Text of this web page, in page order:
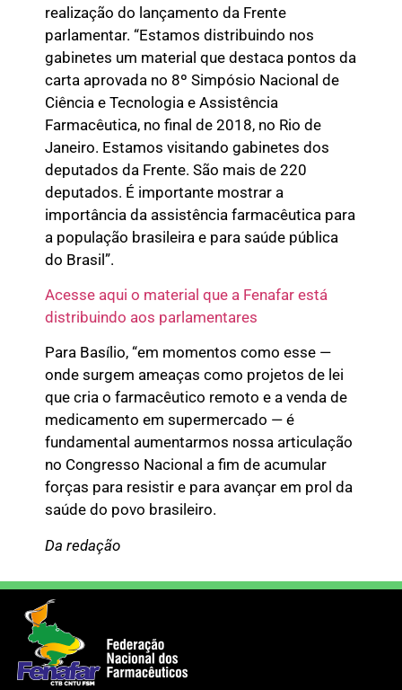
realização do lançamento da Frente
parlamentar. “Estamos distribuindo nos
gabinetes um material que destaca pontos da
carta aprovada no 8º Simpósio Nacional de
Ciência e Tecnologia e Assistência
Farmacêutica, no final de 2018, no Rio de
Janeiro. Estamos visitando gabinetes dos
deputados da Frente. São mais de 220
deputados. É importante mostrar a
importância da assistência farmacêutica para
a população brasileira e para saúde pública
do Brasil”.
Acesse aqui o material que a Fenafar está
distribuindo aos parlamentares
Para Basílio, “em momentos como esse —
onde surgem ameaças como projetos de lei
que cria o farmacêutico remoto e a venda de
medicamento em supermercado — é
fundamental aumentarmos nossa articulação
no Congresso Nacional a fim de acumular
forças para resistir e para avançar em prol da
saúde do povo brasileiro.
Da redação